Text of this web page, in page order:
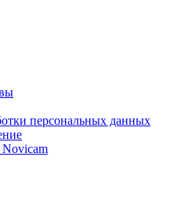
персональных данных
Novicam